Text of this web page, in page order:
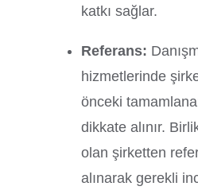
katkı sağlar.
Referans:
hizmetlerinde
önceki
dikkate alınır.
olan şirketten
alınarak gerekli